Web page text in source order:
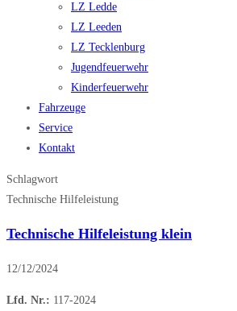
LZ Ledde
LZ Leeden
LZ Tecklenburg
Jugendfeuerwehr
Kinderfeuerwehr
Fahrzeuge
Service
Kontakt
Schlagwort
Technische Hilfeleistung
Technische Hilfeleistung klein
12/12/2024
Lfd. Nr.: 117-2024